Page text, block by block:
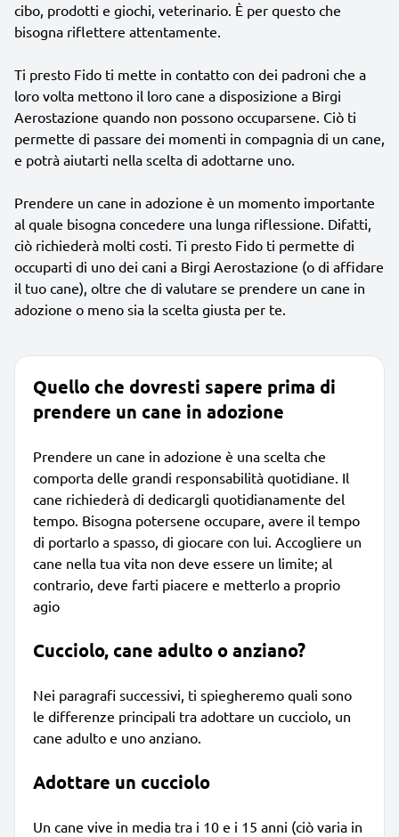
cibo, prodotti e giochi, veterinario. È per questo che
bisogna riflettere attentamente.
Ti presto Fido ti mette in contatto con dei padroni che a
loro volta mettono il loro cane a disposizione a Birgi
Aerostazione quando non possono occuparsene. Ciò ti
permette di passare dei momenti in compagnia di un cane,
e potrà aiutarti nella scelta di adottarne uno.
Prendere un cane in adozione è un momento importante
al quale bisogna concedere una lunga riflessione. Difatti,
ciò richiederà molti costi. Ti presto Fido ti permette di
occuparti di uno dei cani a Birgi Aerostazione (o di affidare
il tuo cane), oltre che di valutare se prendere un cane in
adozione o meno sia la scelta giusta per te.
Quello che dovresti sapere prima di
prendere un cane in adozione
Prendere un cane in adozione è una scelta che
comporta delle grandi responsabilità quotidiane. Il
cane richiederà di dedicargli quotidianamente del
tempo. Bisogna potersene occupare, avere il tempo
di portarlo a spasso, di giocare con lui. Accogliere un
cane nella tua vita non deve essere un limite; al
contrario, deve farti piacere e metterlo a proprio
agio
Cucciolo, cane adulto o anziano?
Nei paragrafi successivi, ti spiegheremo quali sono
le differenze principali tra adottare un cucciolo, un
cane adulto e uno anziano.
Adottare un cucciolo
Un cane vive in media tra i 10 e i 15 anni (ciò varia in